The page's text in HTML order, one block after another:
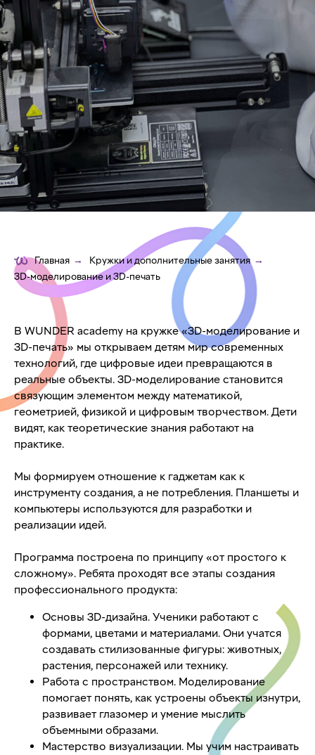
Главная → Кружки и дополнительные занятия →
3D-моделирование и 3D-печать
В WUNDER academy на кружке «3D-моделирование и
3D-печать» мы открываем детям мир современных
технологий, где цифровые идеи превращаются в
реальные объекты. 3D-моделирование становится
связующим элементом между математикой,
геометрией, физикой и цифровым творчеством. Дети
видят, как теоретические знания работают на
практике.
Мы формируем отношение к гаджетам как к
инструменту создания, а не потребления. Планшеты и
компьютеры используются для разработки и
реализации идей.
Программа построена по принципу «от простого к
сложному». Ребята проходят все этапы создания
профессионального продукта:
Основы 3D-дизайна. Ученики работают с
формами, цветами и материалами. Они учатся
создавать стилизованные фигуры: животных,
растения, персонажей или технику.
Работа с пространством. Моделирование
помогает понять, как устроены объекты изнутри,
развивает глазомер и умение мыслить
объемными образами.
Мастерство визуализации. Мы учим настраивать